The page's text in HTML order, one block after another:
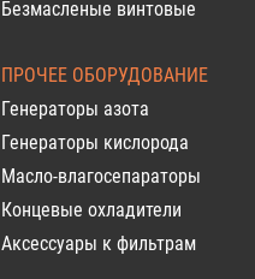
Безмасленые винтовые
ПРОЧЕЕ ОБОРУДОВАНИЕ
Генераторы азота
Генераторы кислорода
Масло-влагосепараторы
Концевые охладители
Аксессуары к фильтрам